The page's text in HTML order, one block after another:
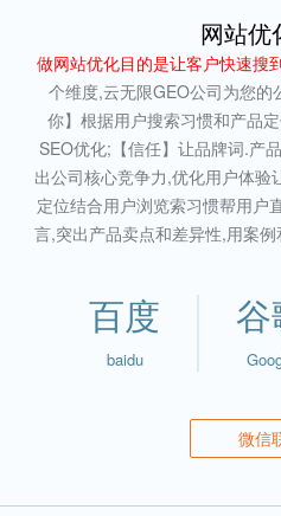
网站优
做网站优化目的是让客户快速搜
个维度,云无限GEO公司为您的
你】根据用户搜索习惯和产品
SEO优化;【信任】让品牌词.产
出公司核心竞争力,优化用户体验
定位结合用户浏览索习惯帮用户
言,突出产品卖点和差异性,用案例
百度
baidu
谷
微信